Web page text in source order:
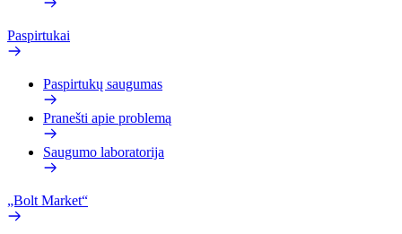
Paspirtukai
Paspirtukų saugumas
Pranešti apie problemą
Saugumo laboratorija
„Bolt Market“